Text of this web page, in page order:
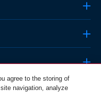
agree to the storing of
navigation, analyze